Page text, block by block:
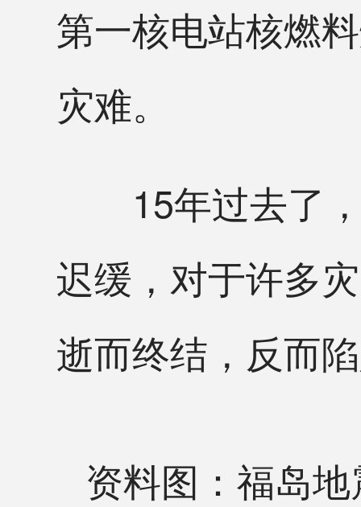
第一核电站核燃
灾难。
15年过去了，
迟缓，对于许多
逝而终结，反而
资料图：福岛